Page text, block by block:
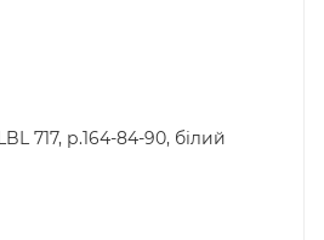
717, р.164-84-90, білий